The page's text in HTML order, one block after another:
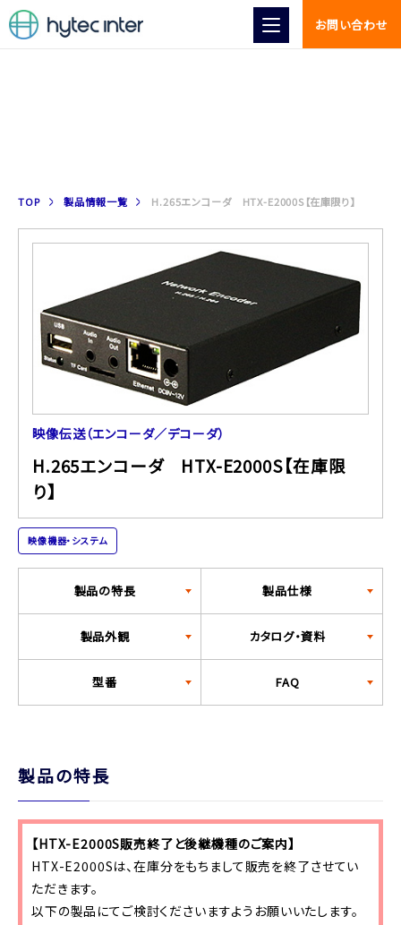
お問い合わせ
TOP 製品情報一覧 H.265エンコーダ HTX-E2000S【在庫限り】
映像伝送（エンコーダ／デコーダ）
H.265エンコーダ HTX-E2000S【在庫限
り】
映像機器・システム
製品の特長 製品仕様
製品外観 カタログ・資料
型番 FAQ
製品の特長
【HTX-E2000S販売終了と後継機種のご案内】
HTX-E2000Sは、在庫分をもちまして販売を終了させてい
ただきます。
以下の製品にてご検討くださいますようお願いいたします。